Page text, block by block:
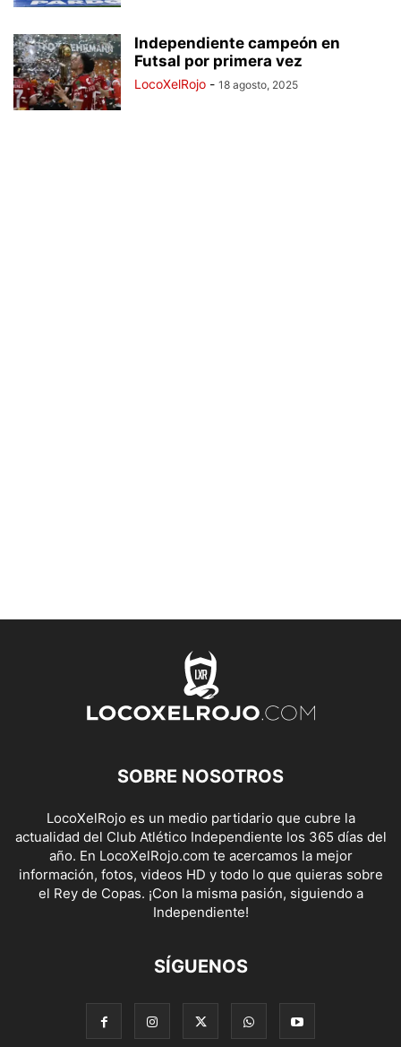
Independiente campeón en
Futsal por primera vez
LocoXelRojo - 18 agosto, 2025
SOBRE NOSOTROS
LocoXelRojo es un medio partidario que cubre la
actualidad del Club Atlético Independiente los 365 días del
año. En LocoXelRojo.com te acercamos la mejor
información, fotos, videos HD y todo lo que quieras sobre
el Rey de Copas. ¡Con la misma pasión, siguiendo a
Independiente!
SÍGUENOS